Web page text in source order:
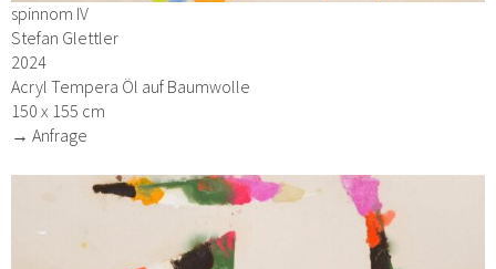
spinnom IV
Stefan Glettler
2024
Acryl Tempera Öl auf Baumwolle
150 x 155 cm
→ Anfrage